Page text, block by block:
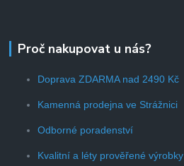
Proč nakupovat u nás?
Doprava ZDARMA nad 2490 Kč
Kamenná prodejna ve Strážnici
Odborné poradenství
Kvalitní a léty prověřené výrobky